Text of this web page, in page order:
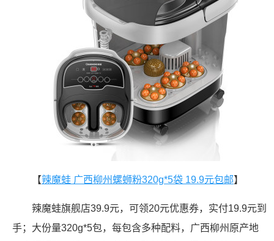
【辣魔蛙 广西柳州螺蛳粉320g*5袋 19.9元包邮】
辣魔蛙旗舰店39.9元，可领20元优惠券，实付19.9元到
手；大份量320g*5包，每包含多种配料，广西柳州原产地